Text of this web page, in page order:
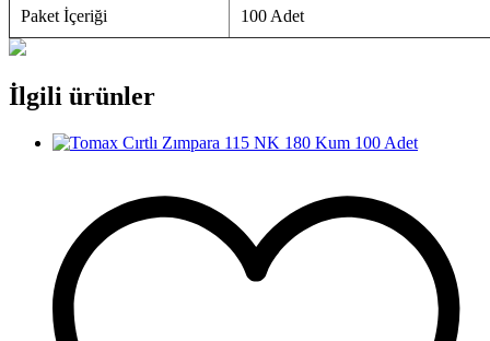
Paket İçeriği 100 Adet
İlgili ürünler